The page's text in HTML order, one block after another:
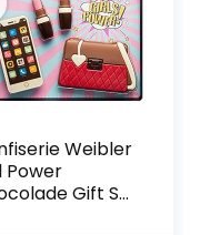
Weibler
Power
Gift Set